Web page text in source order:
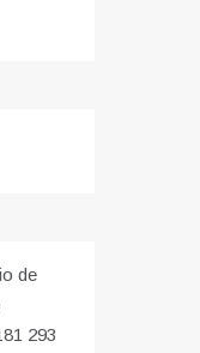
de
293